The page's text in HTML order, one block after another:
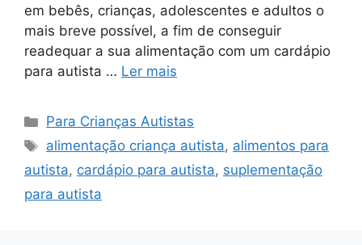
em bebês, crianças, adolescentes e adultos o
mais breve possível, a fim de conseguir
readequar a sua alimentação com um cardápio
para autista … Ler mais
Categorias
Para Crianças Autistas
Tags
alimentação criança autista, alimentos para
autista, cardápio para autista, suplementação
para autista